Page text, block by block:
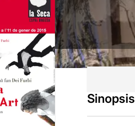
Sinopsis